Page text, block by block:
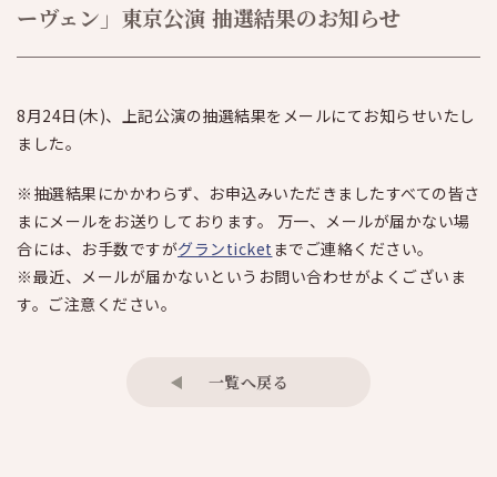
ーヴェン」東京公演 抽選結果のお知らせ
8月24日(木)、上記公演の抽選結果をメールにてお知らせいたし
ました。
※抽選結果にかかわらず、お申込みいただきましたすべての皆さ
まにメールをお送りしております。 万一、メールが届かない場
合には、お手数ですがグランticket までご連絡ください。
※最近、メールが届かないというお問い合わせがよくございま
す。ご注意ください。
一覧へ戻る